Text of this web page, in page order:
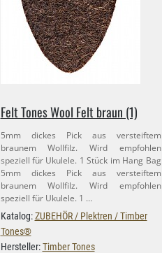
Felt Tones Wool Felt braun (1)
5mm dickes Pick aus versteiftem
braunem Wollfilz. Wird empfohlen
speziell für Ukulele. 1 Stück im Hang Bag
5mm dickes Pick aus versteiftem
braunem Wollfilz. Wird empfohlen
speziell für Ukulele. 1 …
Katalog:ZUBEHÖR / Plektren / Timber
Tones®
Hersteller:Timber Tones